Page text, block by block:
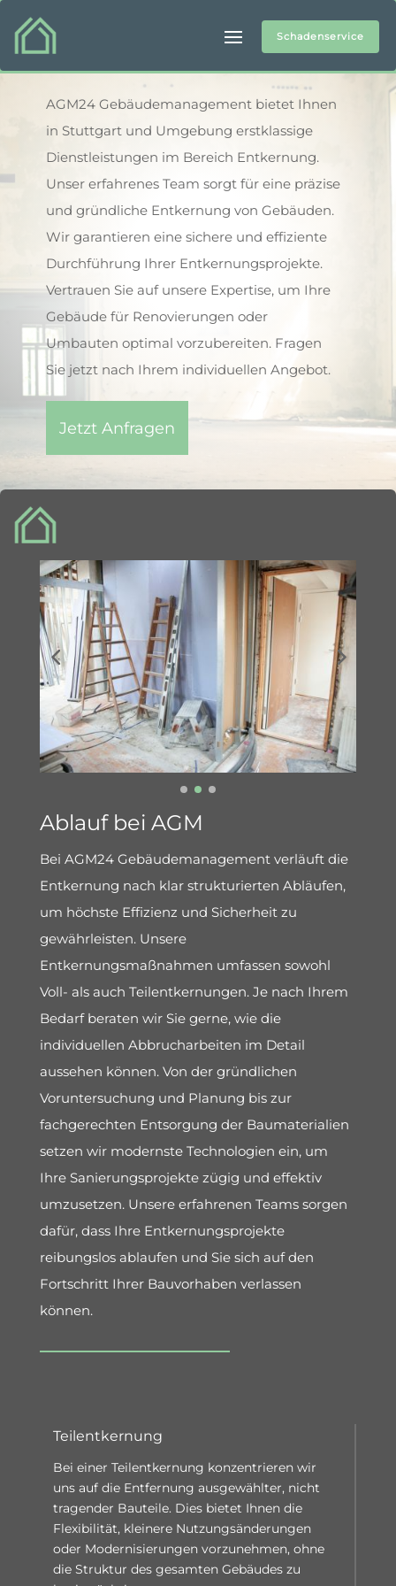
Schadenservice
Entkernung
AGM24 Gebäudemanagement bietet Ihnen
in Stuttgart und Umgebung erstklassige
Dienstleistungen im Bereich Entkernung.
Unser erfahrenes Team sorgt für eine präzise
und gründliche Entkernung von Gebäuden.
Wir garantieren eine sichere und effiziente
Durchführung Ihrer Entkernungsprojekte.
Vertrauen Sie auf unsere Expertise, um Ihre
Gebäude für Renovierungen oder
Umbauten optimal vorzubereiten. Fragen
Sie jetzt nach Ihrem individuellen Angebot.
Jetzt Anfragen
Ablauf bei AGM
Bei AGM24 Gebäudemanagement verläuft die
Entkernung nach klar strukturierten Abläufen,
um höchste Effizienz und Sicherheit zu
gewährleisten. Unsere
Entkernungsmaßnahmen umfassen sowohl
Voll- als auch Teilentkernungen. Je nach Ihrem
Bedarf beraten wir Sie gerne, wie die
individuellen Abbrucharbeiten im Detail
aussehen können. Von der gründlichen
Voruntersuchung und Planung bis zur
fachgerechten Entsorgung der Baumaterialien
setzen wir modernste Technologien ein, um
Ihre Sanierungsprojekte zügig und effektiv
umzusetzen. Unsere erfahrenen Teams sorgen
dafür, dass Ihre Entkernungsprojekte
reibungslos ablaufen und Sie sich auf den
Fortschritt Ihrer Bauvorhaben verlassen
können.
Teilentkernung
Bei einer Teilentkernung konzentrieren wir
uns auf die Entfernung ausgewählter, nicht
tragender Bauteile. Dies bietet Ihnen die
Flexibilität, kleinere Nutzungsänderungen
oder Modernisierungen vorzunehmen, ohne
die Struktur des gesamten Gebäudes zu